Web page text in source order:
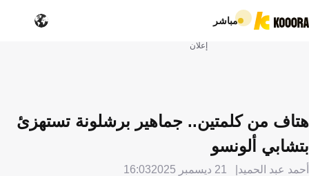
مباشر
إعلان
هتاف من كلمتين.. جماهير برشلونة تستهزئ
بتشابي ألونسو
أحمد عبد الحميد 21 ديسمبر 2025 16:03